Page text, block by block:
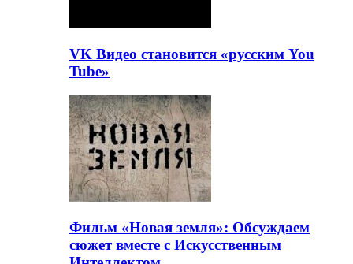
VK Видео становится «русским You
Tube»
Фильм «Новая земля»: Обсуждаем
сюжет вместе с Искусственным